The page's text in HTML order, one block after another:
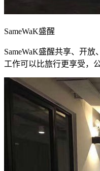
SameWaK盛醒
SameWaK盛醒共享、开放
工作可以比旅行更享受，